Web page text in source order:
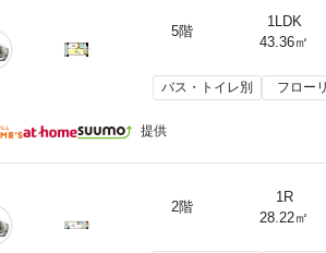
5階
1LDK
43.36㎡
バス・トイレ別 フロー
提供
2階
1R
28.22㎡